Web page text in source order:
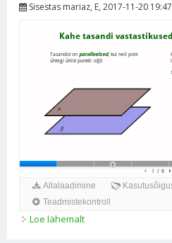
Sisestas mariaz, E, 2017-11-20 19:47
Loe lähemalt